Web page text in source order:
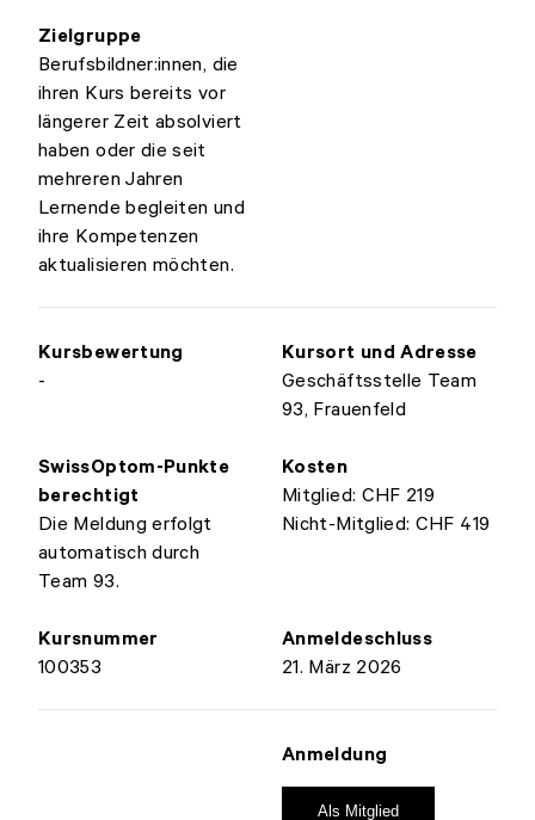
Zielgruppe
Berufsbildner:innen, die
ihren Kurs bereits vor
längerer Zeit absolviert
haben oder die seit
mehreren Jahren
Lernende begleiten und
ihre Kompetenzen
aktualisieren möchten.
Kursbewertung
-
Kursort und Adresse
Geschäftsstelle Team
93, Frauenfeld
SwissOptom-Punkte
berechtigt
Die Meldung erfolgt
automatisch durch
Team 93.
Kosten
Mitglied: CHF 219
Nicht-Mitglied: CHF 419
Kursnummer
100353
Anmeldeschluss
21. März 2026
Anmeldung
Als Mitglied